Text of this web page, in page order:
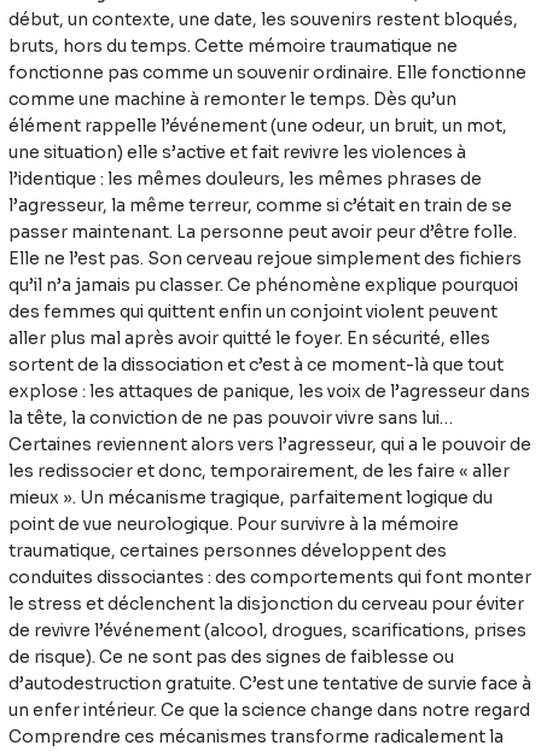
début, un contexte, une date, les souvenirs restent bloqués,
bruts, hors du temps. Cette mémoire traumatique ne
fonctionne pas comme un souvenir ordinaire. Elle fonctionne
comme une machine à remonter le temps. Dès qu’un
élément rappelle l’événement (une odeur, un bruit, un mot,
une situation) elle s’active et fait revivre les violences à
l’identique : les mêmes douleurs, les mêmes phrases de
l’agresseur, la même terreur, comme si c’était en train de se
passer maintenant. La personne peut avoir peur d’être folle.
Elle ne l’est pas. Son cerveau rejoue simplement des fichiers
qu’il n’a jamais pu classer. Ce phénomène explique pourquoi
des femmes qui quittent enfin un conjoint violent peuvent
aller plus mal après avoir quitté le foyer. En sécurité, elles
sortent de la dissociation et c’est à ce moment-là que tout
explose : les attaques de panique, les voix de l’agresseur dans
la tête, la conviction de ne pas pouvoir vivre sans lui…
Certaines reviennent alors vers l’agresseur, qui a le pouvoir de
les redissocier et donc, temporairement, de les faire « aller
mieux ». Un mécanisme tragique, parfaitement logique du
point de vue neurologique. Pour survivre à la mémoire
traumatique, certaines personnes développent des
conduites dissociantes : des comportements qui font monter
le stress et déclenchent la disjonction du cerveau pour éviter
de revivre l’événement (alcool, drogues, scarifications, prises
de risque). Ce ne sont pas des signes de faiblesse ou
d’autodestruction gratuite. C’est une tentative de survie face à
un enfer intérieur. Ce que la science change dans notre regard
Comprendre ces mécanismes transforme radicalement la